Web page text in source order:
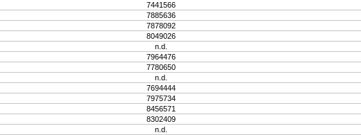
7441566
7885636
7878092
8049026
n.d.
7964476
7780650
n.d.
7694444
7975734
8456571
8302409
n.d.